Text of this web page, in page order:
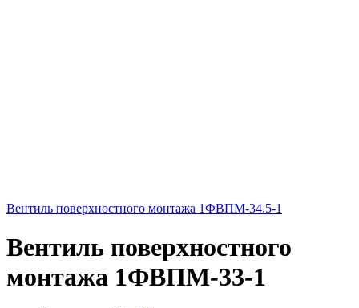
Вентиль поверхностного монтажа 1ФВПМ-34.5-1
Вентиль поверхностного
монтажа 1ФВПМ-33-1